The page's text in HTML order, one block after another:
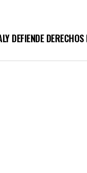
DEFIENDE DERECHOS